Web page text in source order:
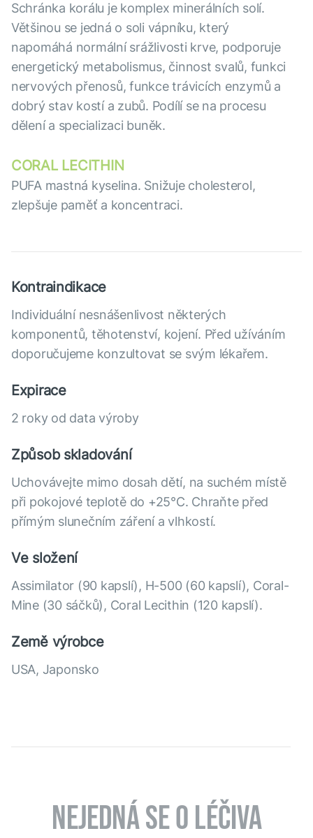
Schránka korálu je komplex minerálních solí.
Většinou se jedná o soli vápníku, který
napomáhá normální srážlivosti krve, podporuje
energetický metabolismus, činnost svalů, funkci
nervových přenosů, funkce trávicích enzymů a
dobrý stav kostí a zubů. Podílí se na procesu
dělení a specializaci buněk.
CORAL LECITHIN
PUFA mastná kyselina. Snižuje cholesterol,
zlepšuje paměť a koncentraci.
Kontraindikace
Individuální nesnášenlivost některých
komponentů, těhotenství, kojení. Před užíváním
doporučujeme konzultovat se svým lékařem.
Expirace
2 roky od data výroby
Způsob skladování
Uchovávejte mimo dosah dětí, na suchém místě
při pokojové teplotě do +25°С. Chraňte před
přímým slunečním záření a vlhkostí.
Ve složení
Assimilator (90 kapslí), H-500 (60 kapslí), Coral-
Mine (30 sáčků), Coral Lecithin (120 kapslí).
Země výrobce
USA, Japonsko
NEJEDNÁ SE O LÉČIVA